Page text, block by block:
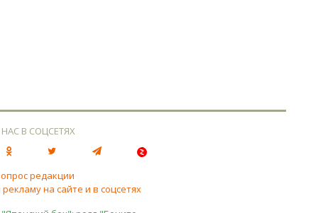
В СОЦСЕТЯХ
редакции
на сайте и в соцсетях